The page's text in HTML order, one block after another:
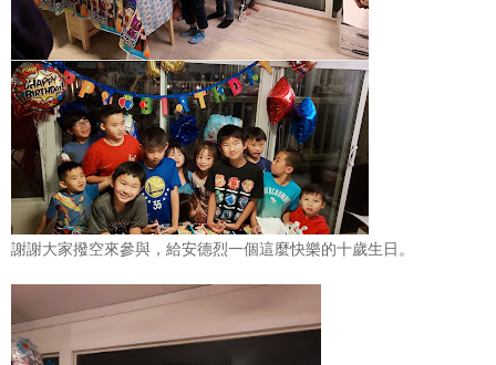
謝謝大家撥空來參與，給安德烈一個這麼快樂的十歲生日。